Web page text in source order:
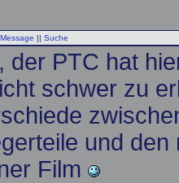
|| Suche
der PTC hat
schwer zu
und
Film